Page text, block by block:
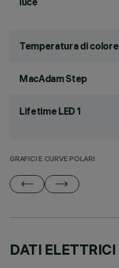
Temperatura di colore
MacAdam Step
Lifetime LED 1
GRAFICI E CURVE POLARI
DATI ELETTRICI